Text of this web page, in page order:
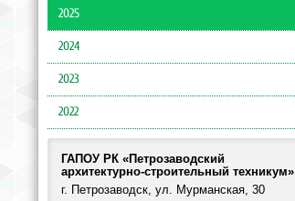
2025
2024
2023
2022
ГАПОУ РК «Петрозаводский
архитектурно-строительный техникум»
г. Петрозаводск, ул. Мурманская, 30